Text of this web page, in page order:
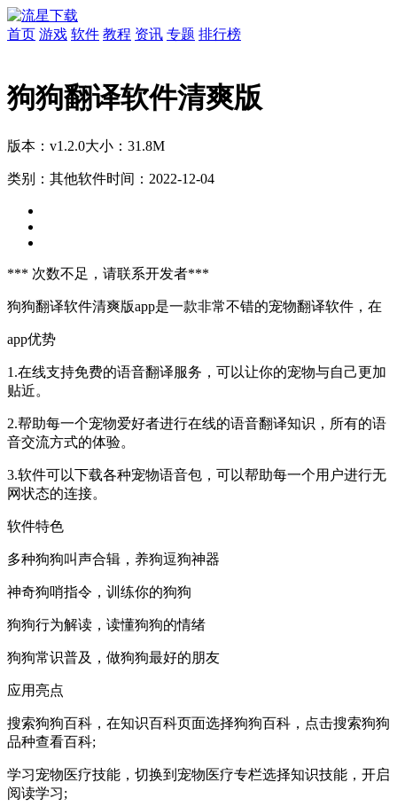
首页 游戏 软件 教程 资讯 专题 排行榜
狗狗翻译软件清爽版
版本：v1.2.0大小：31.8M
类别：其他软件时间：2022-12-04
*** 次数不足，请联系开发者***
狗狗翻译软件清爽版app是一款非常不错的宠物翻译软件，在
app优势
1.在线支持免费的语音翻译服务，可以让你的宠物与自己更加
贴近。
2.帮助每一个宠物爱好者进行在线的语音翻译知识，所有的语
音交流方式的体验。
3.软件可以下载各种宠物语音包，可以帮助每一个用户进行无
网状态的连接。
软件特色
多种狗狗叫声合辑，养狗逗狗神器
神奇狗哨指令，训练你的狗狗
狗狗行为解读，读懂狗狗的情绪
狗狗常识普及，做狗狗最好的朋友
应用亮点
搜索狗狗百科，在知识百科页面选择狗狗百科，点击搜索狗狗
品种查看百科;
学习宠物医疗技能，切换到宠物医疗专栏选择知识技能，开启
阅读学习;